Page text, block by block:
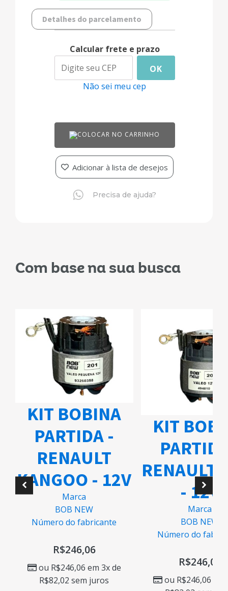
Detalhes do parcelamento
Calcular frete e prazo
OK
Não sei meu cep
COLOCAR NO CARRINHO
Adicionar à lista de desejos
Precisa de ajuda?
Com base na sua busca
KIT BOBINA
PARTIDA -
RENAULT
KANGOO - 12V
Marca
BOB NEW
Número do fabricante
R$246,06
ou R$246,06 em 3x de
R$82,02 sem juros
KIT
RENAULT
- 12V
Marca
BOB NEW
Número do
R$246,06
ou R$246,06